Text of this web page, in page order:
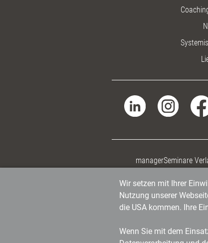
managerSeminare
Wir setzen mit Ihrer
Nutzung unserer
die USA kommen. Ihre
Wenn Sie mit dem